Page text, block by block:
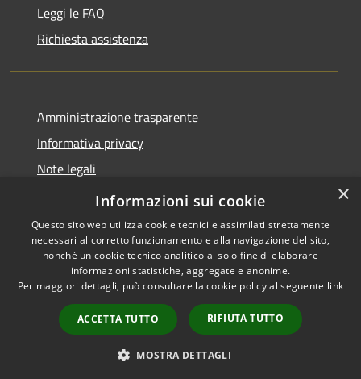
Leggi le FAQ
Richiesta assistenza
Amministrazione trasparente
Informativa privacy
Note legali
Dichiarazione di accessibilità
Accessibilità
Copyright © 2026 • Comune di
Valmorea • Powered by
Municipium•
Accesso
redazione
×
Informazioni sui cookie
Questo sito web utilizza cookie tecnici e assimilati strettamente
necessari al corretto funzionamento e alla navigazione del sito,
nonché un cookie tecnico analitico al solo fine di elaborare
informazioni statistiche, aggregate e anonime.
Per maggiori dettagli, può consultare la cookie policy al seguente link
ACCETTA TUTTO RIFIUTA TUTTO
MOSTRA DETTAGLI